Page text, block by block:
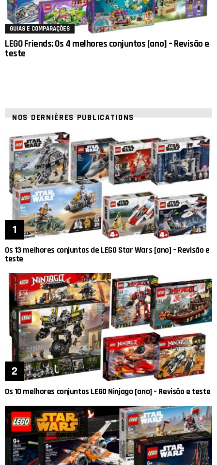
GUIAS E COMPARAÇÕES
LEGO Friends: Os 4 melhores conjuntos [ano] – Revisão e
teste
NOS DERNIÈRES PUBLICATIONS
Os 13 melhores conjuntos de LEGO Star Wars [ano] – Revisão e
teste
Os 10 melhores conjuntos LEGO Ninjago [ano] – Revisão e teste